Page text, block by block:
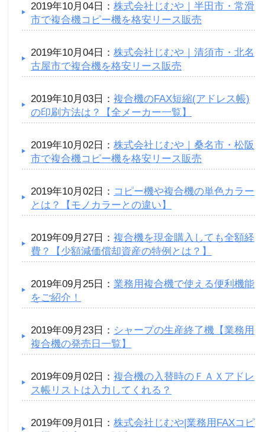
2019年10月04日： 株式会社じむや｜半田市・常滑
市で複合機コピー機を格安リース販売
2019年10月04日： 株式会社じむや｜清須市・北名
古屋市で複合機を格安リース販売
2019年10月03日： 複合機のFAX短縮(アドレス帳)
の印刷方法は？【全メーカー一覧】
2019年10月02日： 株式会社じむや｜桑名市・松阪
市で複合機コピー機を格安リース販売
2019年10月02日： コピー機や複合機の単色カラー
とは？【モノカラーとの違い】
2019年09月27日： 複合機を現金購入しても全額経
費？【少額減価償却資産の特例とは？】
2019年09月25日： 業務用複合機で使える便利機能
をご紹介！
2019年09月23日： シャープの生産終了機【業務用
複合機の発売日一覧】
2019年09月02日： 複合機の入替時のＦＡＸアドレ
ス帳リストは入力してくれる？
2019年09月01日： 株式会社じむや|業務用FAXコピ